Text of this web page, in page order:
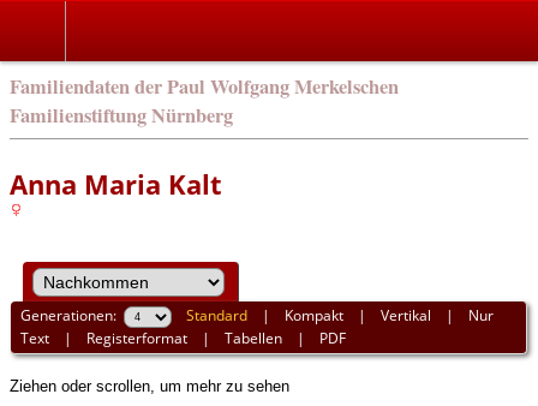
Familiendaten der Paul Wolfgang Merkelschen
Familienstiftung Nürnberg
Anna Maria Kalt
Generationen: Standard | Kompakt |Vertikal | Nur
Text | Registerformat |Tabellen | PDF
Ziehen oder scrollen, um mehr zu sehen